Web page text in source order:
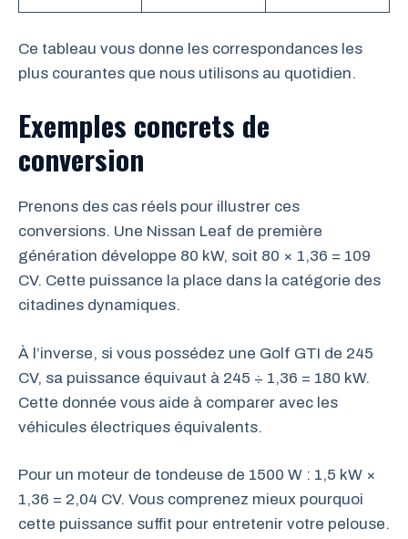
Ce tableau vous donne les correspondances les
plus courantes que nous utilisons au quotidien.
Exemples concrets de
conversion
Prenons des cas réels pour illustrer ces
conversions. Une Nissan Leaf de première
génération développe 80 kW, soit 80 × 1,36 = 109
CV. Cette puissance la place dans la catégorie des
citadines dynamiques.
À l’inverse, si vous possédez une Golf GTI de 245
CV, sa puissance équivaut à 245 ÷ 1,36 = 180 kW.
Cette donnée vous aide à comparer avec les
véhicules électriques équivalents.
Pour un moteur de tondeuse de 1500 W : 1,5 kW ×
1,36 = 2,04 CV. Vous comprenez mieux pourquoi
cette puissance suffit pour entretenir votre pelouse.